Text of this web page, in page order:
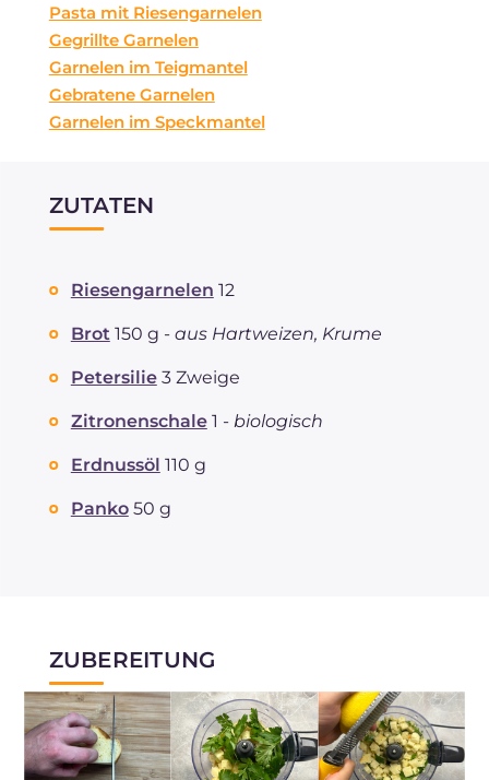
Pasta mit Riesengarnelen
Gegrillte Garnelen
Garnelen im Teigmantel
Gebratene Garnelen
Garnelen im Speckmantel
ZUTATEN
Riesengarnelen 12
Brot 150 g - aus Hartweizen, Krume
Petersilie 3 Zweige
Zitronenschale 1 - biologisch
Erdnussöl 110 g
Panko 50 g
ZUBEREITUNG